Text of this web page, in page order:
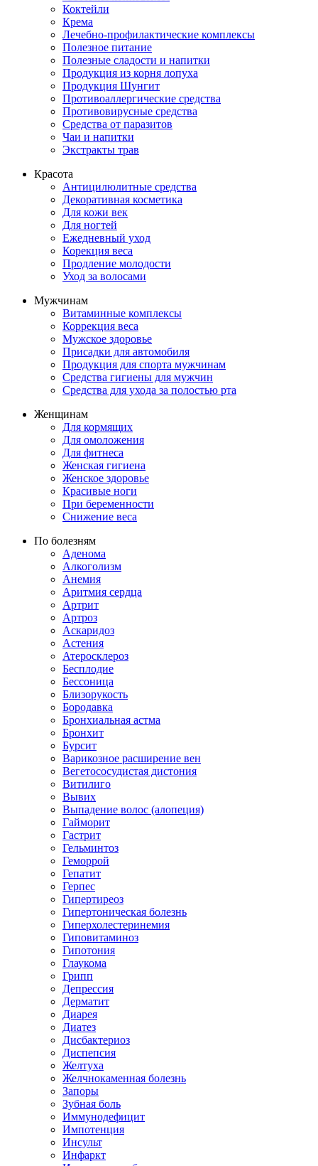
Коктейли
Крема
Лечебно-профилактические комплексы
Полезное питание
Полезные сладости и напитки
Продукция из корня лопуха
Продукция Шунгит
Противоаллергические средства
Противовирусные средства
Средства от паразитов
Чаи и напитки
Экстракты трав
Красота
Антицилюлитные средства
Декоративная косметика
Для кожи век
Для ногтей
Ежедневный уход
Корекция веса
Продление молодости
Уход за волосами
Мужчинам
Витаминные комплексы
Коррекция веса
Мужское здоровье
Присадки для автомобиля
Продукция для спорта мужчинам
Средства гигиены для мужчин
Средства для ухода за полостью рта
Женщинам
Для кормящих
Для омоложения
Для фитнеса
Женская гигиена
Женское здоровье
Красивые ноги
При беременности
Снижение веса
По болезням
Аденома
Алкоголизм
Анемия
Аритмия сердца
Артрит
Артроз
Аскаридоз
Астения
Атеросклероз
Бесплодие
Бессоница
Близорукость
Бородавка
Бронхиальная астма
Бронхит
Бурсит
Варикозное расширение вен
Вегетососудистая дистония
Витилиго
Вывих
Выпадение волос (алопеция)
Гайморит
Гастрит
Гельминтоз
Геморрой
Гепатит
Герпес
Гипертиреоз
Гипертоническая болезнь
Гиперхолестеринемия
Гиповитаминоз
Гипотония
Глаукома
Грипп
Депрессия
Дерматит
Диарея
Диатез
Дисбактериоз
Диспепсия
Желтуха
Желчнокаменная болезнь
Запоры
Зубная боль
Иммунодефицит
Импотенция
Инсульт
Инфаркт